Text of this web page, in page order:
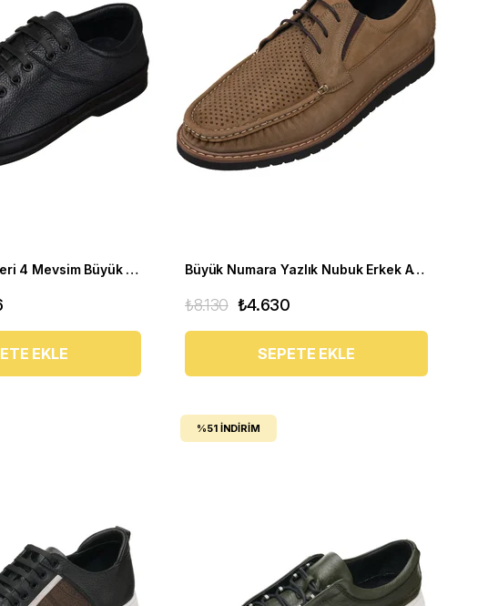
ZU1840 Siyah Deri 4 Mevsim Büyük Numara Üst Kalite Erkek Ayakkabısı
EKLE
Büyük Numara Yazlık Nubuk Erkek Ayakkabısı - KRT103 Kum Nubuk
₺4.630
₺8.130
SEPETE EKLE
%51 İNDIRIM